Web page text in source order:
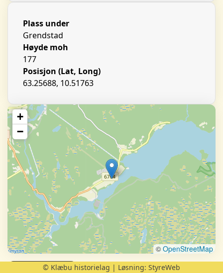
Plass under
Grendstad
Høyde moh
177
Posisjon (Lat, Long)
63.25688, 10.51763
+
−
©OpenStreetMap
© Klæbu historielag | Løsning: StyreWeb